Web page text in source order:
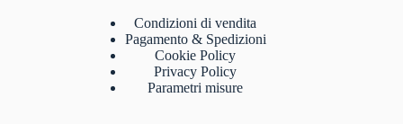
Condizioni di vendita
Pagamento & Spedizioni
Cookie Policy
Privacy Policy
Parametri misure